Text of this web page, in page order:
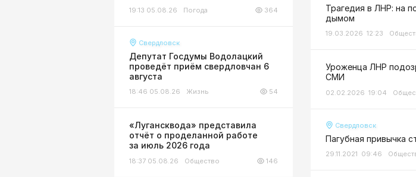
19:13 05.08.26 Погода 364
Свердловск
Депутат Госдумы Водолацкий
проведёт приём свердловчан 6
августа
18:46 05.08.26 Жизнь 54
«Лугансквода» представила
отчёт о проделанной работе
за июль 2026 года
18:37 05.08.26 Общество 146
Трагедия в ЛНР: на
дымом
19.03.2026 12:23
Уроженца ЛНР
СМИ
02.02.2026 19:04
Свердловск
Пагубная привычка
29.11.2021 09:46